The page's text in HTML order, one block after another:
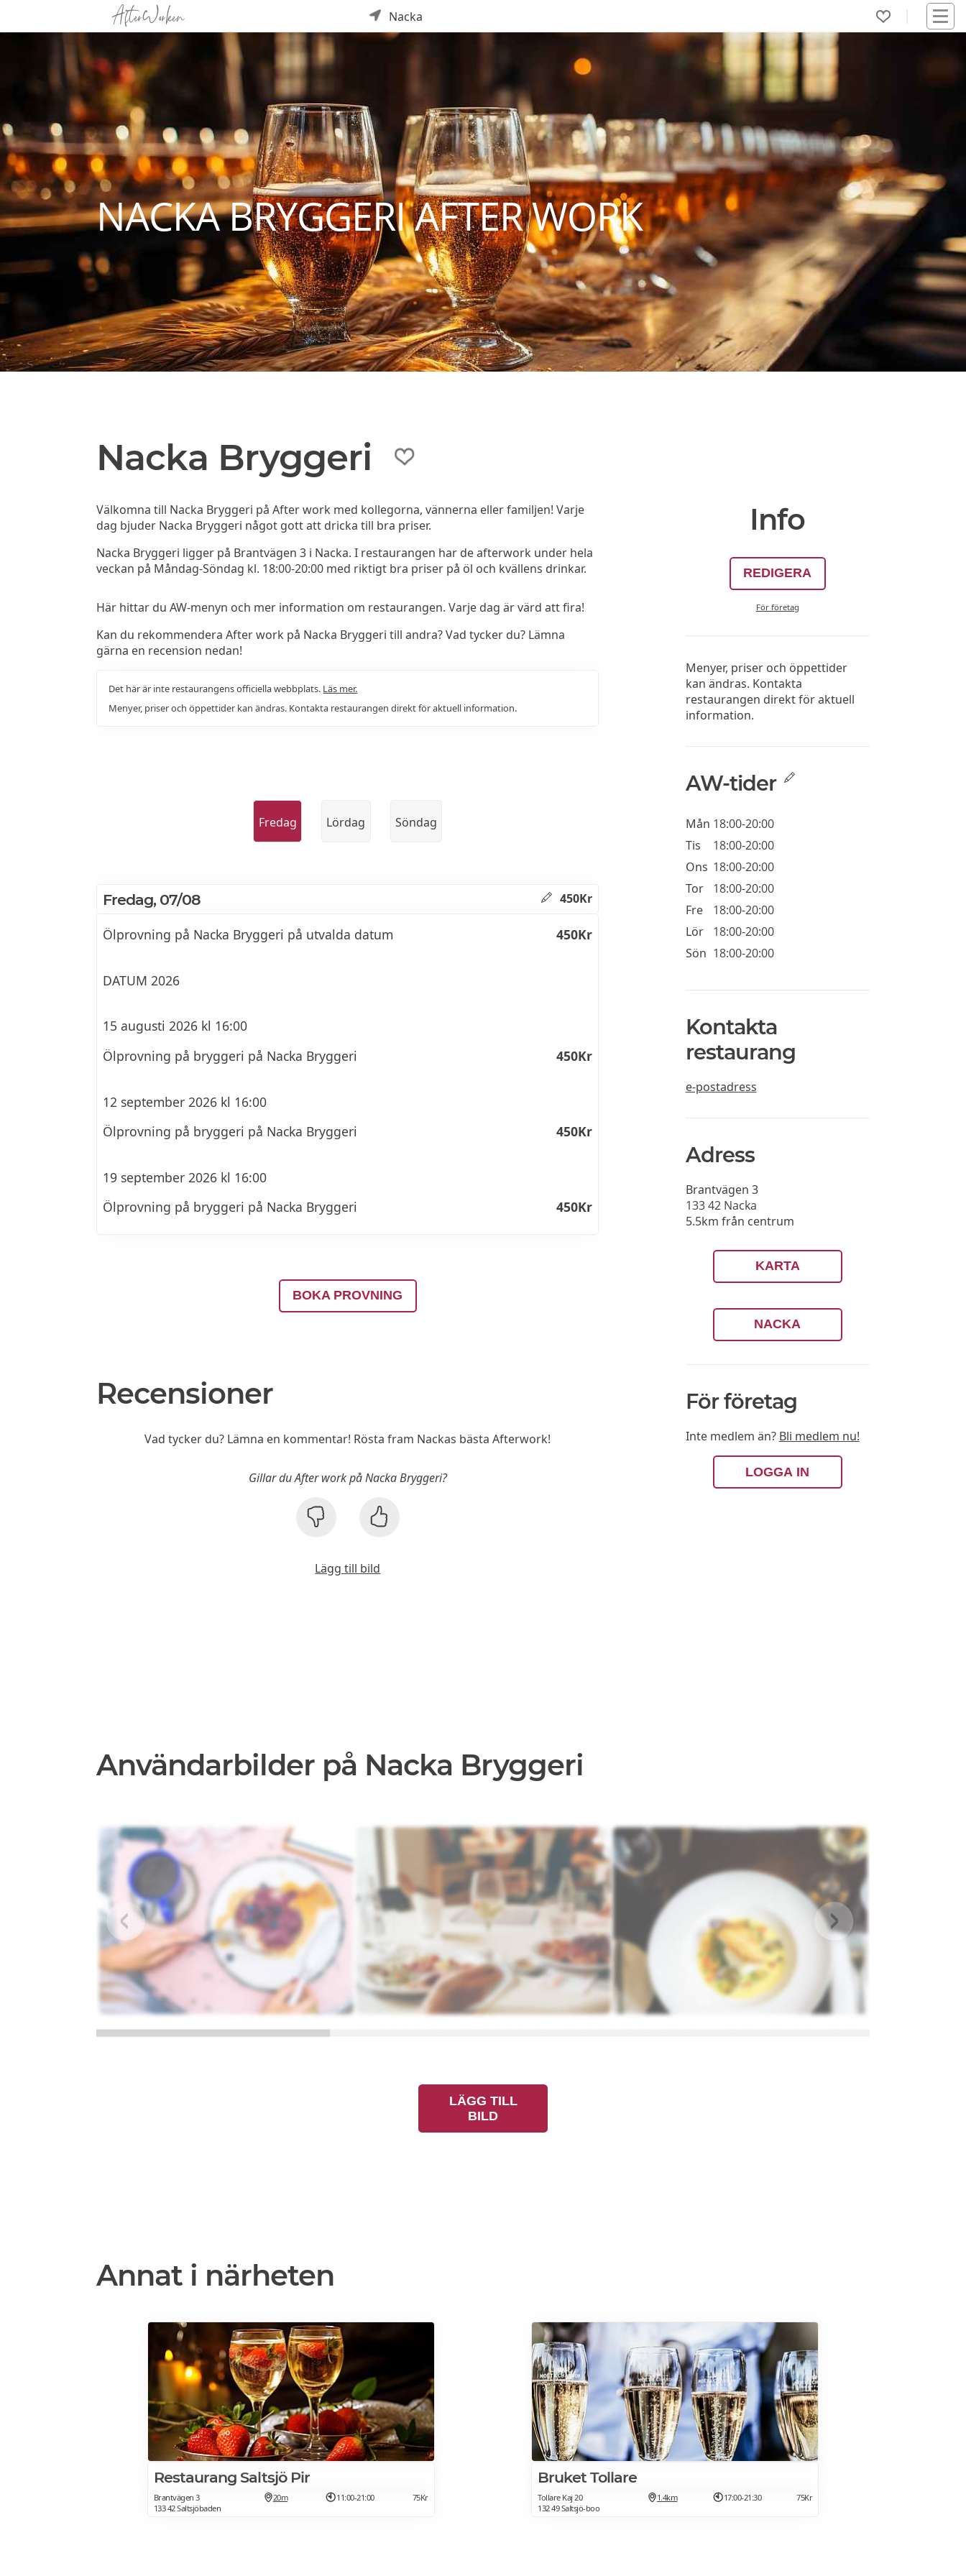
Nacka
NACKA BRYGGERI AFTER WORK
Nacka Bryggeri
Välkomna till Nacka Bryggeri på After work med kollegorna, vännerna eller familjen! Varje
dag bjuder Nacka Bryggeri något gott att dricka till bra priser.
Nacka Bryggeri ligger på Brantvägen 3 i Nacka. I restaurangen har de afterwork under hela
veckan på Måndag-Söndag kl. 18:00-20:00 med riktigt bra priser på öl och kvällens drinkar.
Här hittar du AW-menyn och mer information om restaurangen. Varje dag är värd att fira!
Kan du rekommendera After work på Nacka Bryggeri till andra? Vad tycker du? Lämna
gärna en recension nedan!
Det här är inte restaurangens officiella webbplats. Läs mer.
Menyer, priser och öppettider kan ändras. Kontakta restaurangen direkt för aktuell information.
Fredag Lördag Söndag
Fredag, 07/08 450Kr
Ölprovning på Nacka Bryggeri på utvalda datum 450Kr
DATUM 2026
15 augusti 2026 kl 16:00
Ölprovning på bryggeri på Nacka Bryggeri
450Kr
12 september 2026 kl 16:00
Ölprovning på bryggeri på Nacka Bryggeri
450Kr
19 september 2026 kl 16:00
Ölprovning på bryggeri på Nacka Bryggeri
450Kr
BOKA PROVNING
Recensioner
Vad tycker du? Lämna en kommentar! Rösta fram Nackas bästa Afterwork!
Gillar du After work på Nacka Bryggeri?
Lägg till bild
Info
REDIGERA
För företag
Menyer, priser och öppettider
kan ändras. Kontakta
restaurangen direkt för aktuell
information.
AW-tider
Mån 18:00-20:00
Tis
18:00-20:00
Ons 18:00-20:00
Tor
18:00-20:00
Fre
18:00-20:00
Lör
18:00-20:00
Sön 18:00-20:00
Kontakta
restaurang
e-postadress
Adress
Brantvägen 3
133 42 Nacka
5.5km från centrum
KARTA
NACKA
För företag
Inte medlem än? Bli medlem nu!
LOGGA IN
Användarbilder på Nacka Bryggeri
LÄGG TILL
BILD
Annat i närheten
Restaurang Saltsjö Pir
Brantvägen 3
133 42 Saltsjöbaden
20m 11:00-21:00 75Kr
Bruket Tollare
Tollare Kaj 20
132 49 Saltsjö-boo
1.4km 17:00-21:30 75Kr